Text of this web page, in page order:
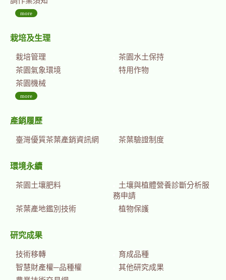
more
栽培及生理
栽培管理
茶園水土保持
茶園氣象環境
特用作物
茶園機械
more
產銷履歷
臺灣優質茶葉產銷資訊網 茶葉驗證制度
環境永續
茶園土壤肥料
土壤與植體營養診斷分析服
務申請
茶葉產地鑑別技術
植物保護
研究成果
技術移轉
育成品種
智慧財產權─品種權
其他研究成果